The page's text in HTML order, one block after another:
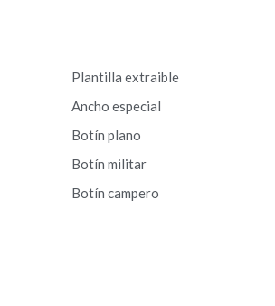
Plantilla extraible
Ancho especial
Botín plano
Botín militar
Botín campero